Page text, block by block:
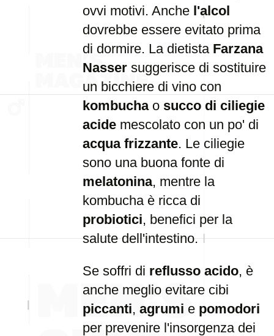
ovvi motivi. Anche l'alcol
dovrebbe essere evitato prima
di dormire. La dietista Farzana
Nasser suggerisce di sostituire
un bicchiere di vino con
kombuchao succo di ciliegie
acide mescolato con un po' di
acqua frizzante. Le ciliegie
sono una buona fonte di
melatonina, mentre la
kombucha è ricca di
probiotici, benefici per la
salute dell'intestino.
Se soffri di reflusso acido, è
anche meglio evitare cibi
piccanti, agrumi e pomodori
per prevenire l'insorgenza dei